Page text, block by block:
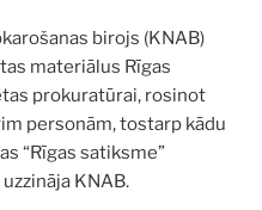
birojs (KNAB)
materiālus Rīgas
prokuratūrai, rosinot
personām, tostarp kādu
“Rīgas satiksme”
KNAB.